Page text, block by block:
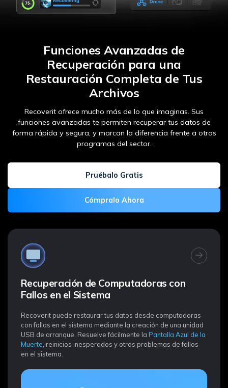
Funciones Avanzadas de
Recuperación para una
Restauración Completa de Tus
Archivos
Recoverit ofrece mucho más de lo que imaginas. Sus
funciones avanzadas te permiten recuperar tus datos de
forma rápida y segura, y marcan la diferencia frente a otros
programas del sector.
Pruébalo Gratis
Cómpralo Ahora
Recuperación de Computadoras con
Fallos en el Sistema
Recoverit puede restaurar tus datos desde computadoras
con fallas en el sistema mediante la creación de una unidad
USB de arranque. Resuelve fácilmente la Pantalla Azul de la
Muerte , reinicios inesperados y otros problemas de fallos
en el sistema.